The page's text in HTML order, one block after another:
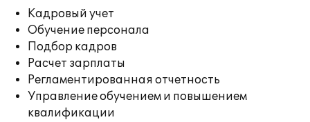
Кадровый учет
Обучение персонала
Подбор кадров
Расчет зарплаты
Регламентированная отчетность
Управление обучением и повышением
квалификации